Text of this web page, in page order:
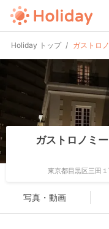
Holiday トップ ガストロ
ガストロノミ
東京都目黒区三田
写真・動画